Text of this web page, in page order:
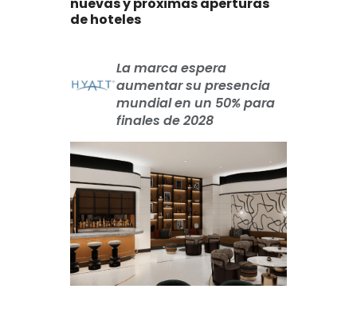
de hoteles
La marca espera
aumentar su presencia
mundial en un 50% para
finales de 2028